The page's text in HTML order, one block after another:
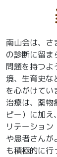
南山会は、さ
の診断に留ま
問題を持つよ
境、生育史な
を心がけてい
治療は、薬物
ピー）に加
リテーション
や患者さんが
も積極的に行